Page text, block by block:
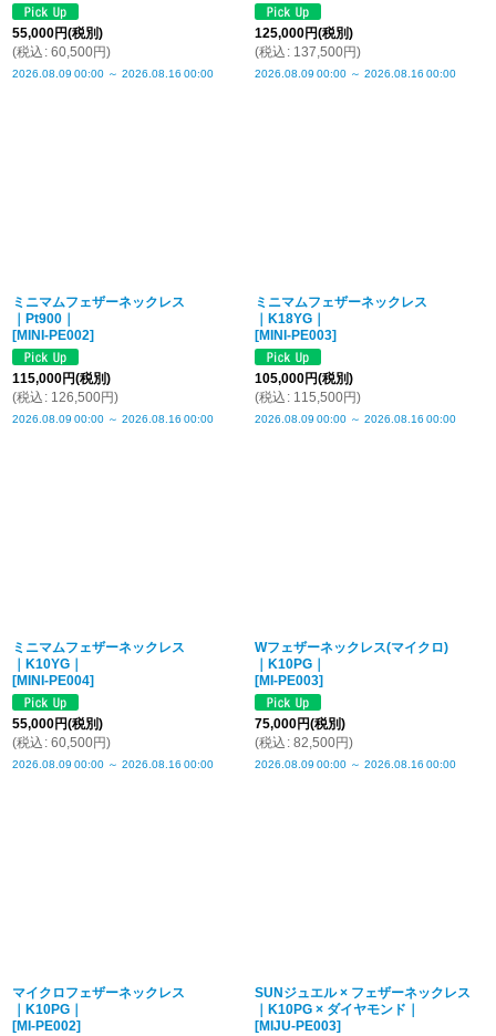
55,000円(税別)
(税込 : 60,500円)
2026.08.09 00:00 ～ 2026.08.16 00:00
125,000円(税別)
(税込 : 137,500円)
2026.08.09 00:00 ～ 2026.08.16 00:00
ミニマムフェザーネックレス
｜Pt900｜
[MINI-PE002]
115,000円(税別)
(税込 : 126,500円)
2026.08.09 00:00 ～ 2026.08.16 00:00
ミニマムフェザーネックレス
｜K18YG｜
[MINI-PE003]
105,000円(税別)
(税込 : 115,500円)
2026.08.09 00:00 ～ 2026.08.16 00:00
ミニマムフェザーネックレス
｜K10YG｜
[MINI-PE004]
55,000円(税別)
(税込 : 60,500円)
2026.08.09 00:00 ～ 2026.08.16 00:00
Wフェザーネックレス(マイクロ)
｜K10PG｜
[MI-PE003]
75,000円(税別)
(税込 : 82,500円)
2026.08.09 00:00 ～ 2026.08.16 00:00
マイクロフェザーネックレス
｜K10PG｜
[MI-PE002]
SUNジュエル × フェザーネックレス
｜K10PG × ダイヤモンド｜
[MIJU-PE003]